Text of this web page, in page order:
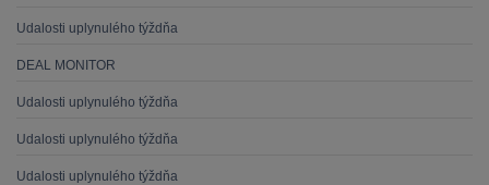
Udalosti uplynulého týždňa
DEAL MONITOR
Udalosti uplynulého týždňa
Udalosti uplynulého týždňa
Udalosti uplynulého týždňa